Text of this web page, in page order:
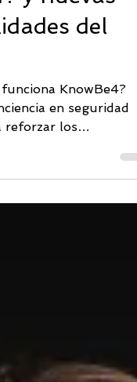
y nuevas
del
KnowBe4?
en seguridad